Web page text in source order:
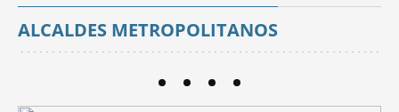
ALCALDES METROPOLITANOS